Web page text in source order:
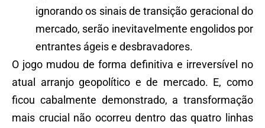
ignorando os sinais de transição geracional do
mercado, serão inevitavelmente engolidos por
entrantes ágeis e desbravadores.
O jogo mudou de forma definitiva e irreversível no
atual arranjo geopolítico e de mercado. E, como
ficou cabalmente demonstrado, a transformação
mais crucial não ocorreu dentro das quatro linhas